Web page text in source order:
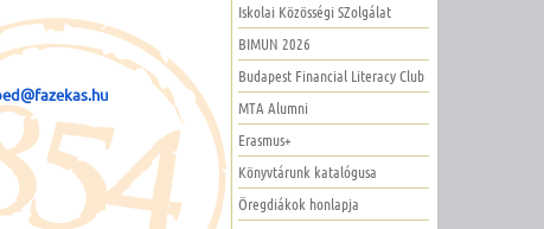
Iskolai Közösségi SZolgálat
BIMUN 2026
Budapest Financial Literacy Club
MTA Alumni
Erasmus+
Könyvtárunk katalógusa
Öregdiákok honlapja